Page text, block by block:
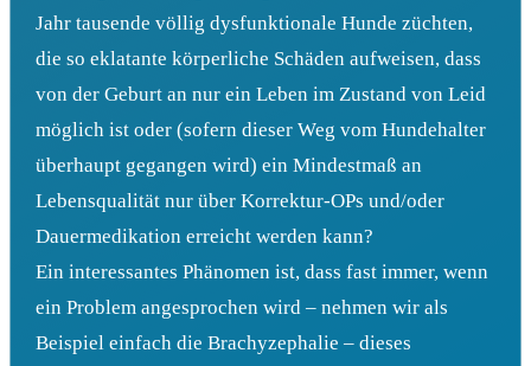
Jahr tausende völlig dysfunktionale Hunde züchten,
die so eklatante körperliche Schäden aufweisen, dass
von der Geburt an nur ein Leben im Zustand von Leid
möglich ist oder (sofern dieser Weg vom Hundehalter
überhaupt gegangen wird) ein Mindestmaß an
Lebensqualität nur über Korrektur-OPs und/oder
Dauermedikation erreicht werden kann?
Ein interessantes Phänomen ist, dass fast immer, wenn
ein Problem angesprochen wird – nehmen wir als
Beispiel einfach die Brachyzephalie – dieses